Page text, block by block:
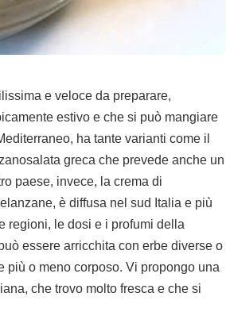
e veloce da preparare,
estivo e che si può mangiare
ha tante varianti come il
greca che prevede anche un
paese, invece, la crema di
è diffusa nel sud Italia e più
regioni, le dosi e i profumi della
essere arricchita con erbe diverse o
più o meno corposo. Vi propongo una
che trovo molto fresca e che si